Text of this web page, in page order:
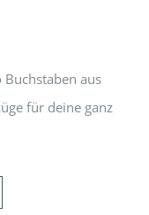
aus
für deine ganz